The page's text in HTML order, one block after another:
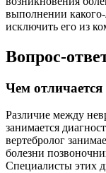
выполнении
исключить его из
Вопрос-
Чем отличается
Различие между
занимается
вертебролог
болезни
Специалисты этих